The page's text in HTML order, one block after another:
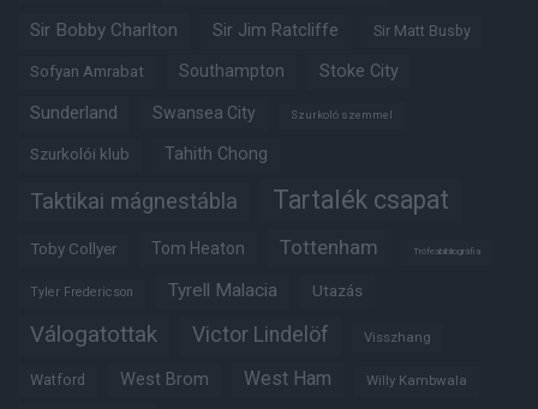
Sir Bobby Charlton Sir Jim Ratcliffe Sir Matt Busby
Sofyan Amrabat Southampton Stoke City
Sunderland Swansea City Szurkoló szemmel
Szurkolói klub Tahith Chong
Taktikai mágnestábla Tartalék csapat
Toby Collyer Tom Heaton Tottenham Trófeabibliográfia
Tyler Fredericson Tyrell Malacia Utazás
Válogatottak Victor Lindelöf Visszhang
Watford West Brom West Ham Willy Kambwala